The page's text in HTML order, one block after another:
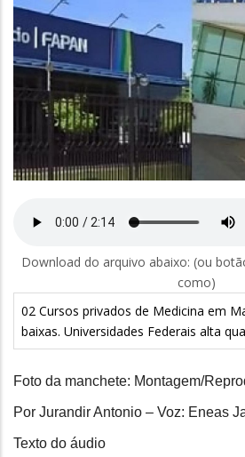
Download do arquivo abaixo: (ou
como)
02 Cursos privados de Medicina em
baixas. Universidades Federais alta
Foto da manchete: Montagem/
Por Jurandir Antonio – Voz: Eneas
Texto do áudio